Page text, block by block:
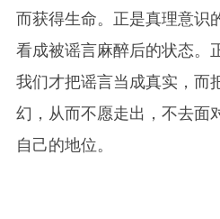
而获得生命。正是真理意识
看成被谣言麻醉后的状态。
我们才把谣言当成真实，而
幻，从而不愿走出，不去面
自己的地位。